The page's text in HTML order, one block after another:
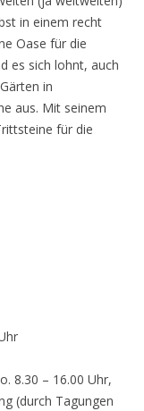
in einem recht
Oase für die
es sich lohnt, auch
in
aus. Mit seinem
für die
8.30 – 16.00 Uhr,
(durch Tagungen